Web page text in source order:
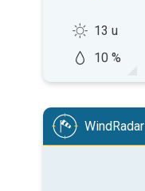
13 u
10 %
WindRadar